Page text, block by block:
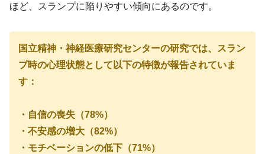
ほど、スランプに陥りやすい傾向にあるのです。
国立精神・神経医療研究センターの研究では、スラン
プ時の心理状態として以下の特徴が報告されていま
す：
・自信の喪失（78%）
・不安感の増大（82%）
・モチベーションの低下（71%）